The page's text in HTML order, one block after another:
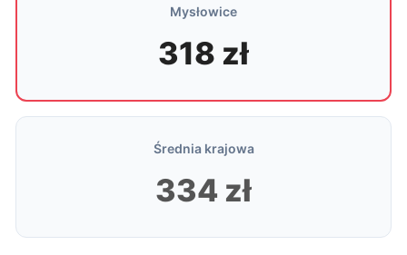
Mysłowice
318 zł
Średnia krajowa
334 zł